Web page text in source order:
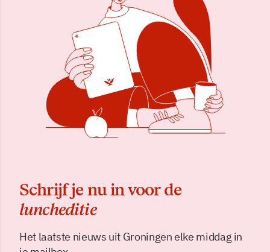
Schrijf je nu in voor de
luncheditie
Het laatste nieuws uit Groningen elke middag in